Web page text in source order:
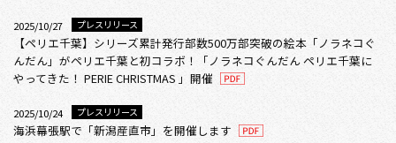
2025/10/27 プレスリリース
【ペリエ千葉】シリーズ累計発行部数500万部突破の絵本「ノラネコぐ
んだん」がペリエ千葉と初コラボ！「ノラネコぐんだん ペリエ千葉に
やってきた！ PERIE CHRISTMAS 」開催
2025/10/24 プレスリリース
海浜幕張駅で「新潟産直市」を開催します